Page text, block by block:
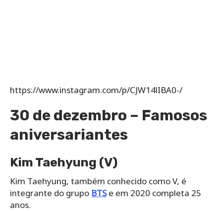
https://www.instagram.com/p/CJW14lIBA0-/
30 de dezembro – Famosos
aniversariantes
Kim Taehyung (V)
Kim Taehyung, também conhecido como V, é
integrante do grupo BTSe em 2020 completa 25
anos.